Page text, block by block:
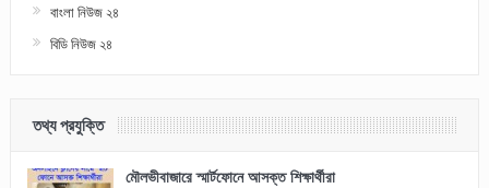
বাংলা নিউজ ২৪
বিডি নিউজ ২৪
তথ্য প্রযুক্তি
মৌলভীবাজারে স্মার্টফোনে আসক্ত শিক্ষার্থীরা